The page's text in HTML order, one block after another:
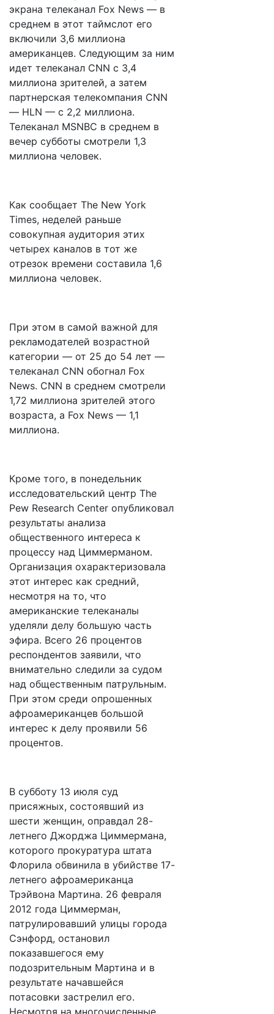
экрана телеканал Fox News — в
среднем в этот таймслот его
включили 3,6 миллиона
американцев. Следующим за ним
идет телеканал CNN с 3,4
миллиона зрителей, а затем
партнерская телекомпания CNN
— HLN — c 2,2 миллиона.
Телеканал MSNBC в среднем в
вечер субботы смотрели 1,3
миллиона человек.
Как сообщает The New York
Times, неделей раньше
совокупная аудитория этих
четырех каналов в тот же
отрезок времени составила 1,6
миллиона человек.
При этом в самой важной для
рекламодателей возрастной
категории — от 25 до 54 лет —
телеканал CNN обогнал Fox
News. CNN в среднем смотрели
1,72 миллиона зрителей этого
возраста, а Fox News — 1,1
миллиона.
Кроме того, в понедельник
исследовательский центр The
Pew Research Center опубликовал
результаты анализа
общественного интереса к
процессу над Циммерманом.
Организация охарактеризовала
этот интерес как средний,
несмотря на то, что
американские телеканалы
уделяли делу большую часть
эфира. Всего 26 процентов
респондентов заявили, что
внимательно следили за судом
над общественным патрульным.
При этом среди опрошенных
афроамериканцев большой
интерес к делу проявили 56
процентов.
В субботу 13 июля суд
присяжных, состоявший из
шести женщин, оправдал 28-
летнего Джорджа Циммермана,
которого прокуратура штата
Флорила обвинила в убийстве 17-
летнего афроамериканца
Трэйвона Мартина. 26 февраля
2012 года Циммерман,
патрулировавший улицы города
Сэнфорд, остановил
показавшегося ему
подозрительным Мартина и в
результате начавшейся
потасовки застрелил его.
Несмотря на многочисленные